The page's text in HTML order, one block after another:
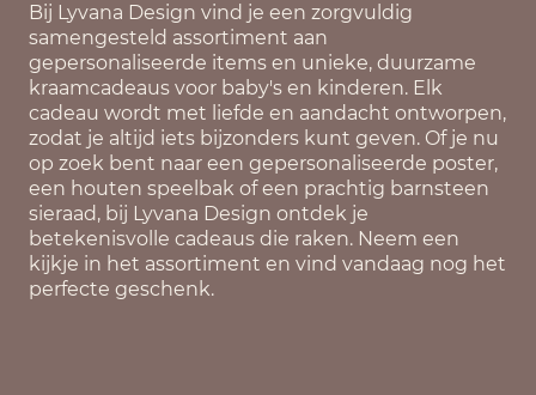
Bij Lyvana Design vind je een zorgvuldig
samengesteld assortiment aan
gepersonaliseerde items en unieke, duurzame
kraamcadeaus voor baby's en kinderen. Elk
cadeau wordt met liefde en aandacht ontworpen,
zodat je altijd iets bijzonders kunt geven. Of je nu
op zoek bent naar een gepersonaliseerde poster,
een houten speelbak of een prachtig barnsteen
sieraad, bij Lyvana Design ontdek je
betekenisvolle cadeaus die raken. Neem een
kijkje in het assortiment en vind vandaag nog het
perfecte geschenk.